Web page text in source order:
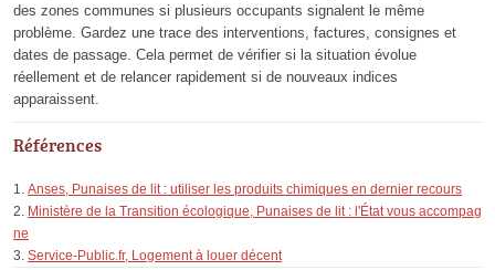
des zones communes si plusieurs occupants signalent le même
problème. Gardez une trace des interventions, factures, consignes et
dates de passage. Cela permet de vérifier si la situation évolue
réellement et de relancer rapidement si de nouveaux indices
apparaissent.
Références
Anses, Punaises de lit : utiliser les produits chimiques en dernier recours
Ministère de la Transition écologique, Punaises de lit : l'État vous accompag
ne
Service-Public.fr, Logement à louer décent